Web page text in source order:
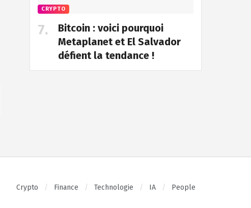
CRYPTO
Bitcoin : voici pourquoi
Metaplanet et El Salvador
défient la tendance !
Crypto Finance Technologie IA People